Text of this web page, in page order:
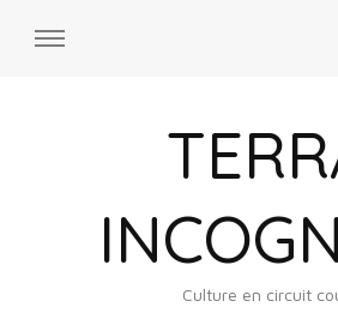
Culture en circuit